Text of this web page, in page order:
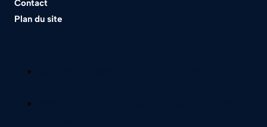
Contact
Plan du site